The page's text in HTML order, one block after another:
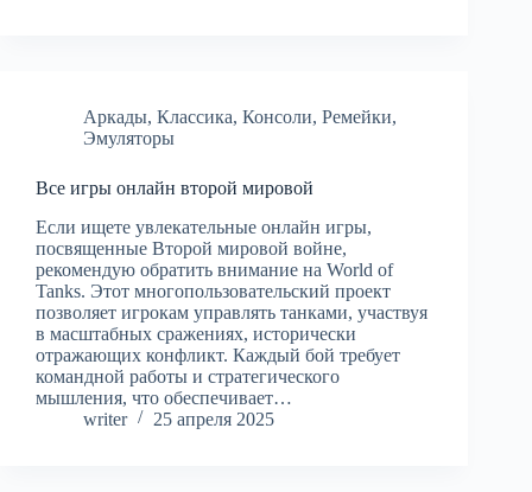
Аркады, Классика, Консоли, Ремейки,
Эмуляторы
Все игры онлайн второй мировой
Если ищете увлекательные онлайн игры,
посвященные Второй мировой войне,
рекомендую обратить внимание на World of
Tanks. Этот многопользовательский проект
позволяет игрокам управлять танками, участвуя
в масштабных сражениях, исторически
отражающих конфликт. Каждый бой требует
командной работы и стратегического
мышления, что обеспечивает…
writer
25 апреля 2025